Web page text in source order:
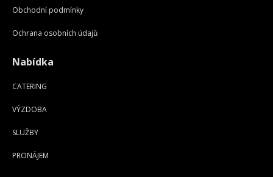
Obchodní podmínky
Ochrana osobních údajů
Nabídka
CATERING
VÝZDOBA
SLUŽBY
PRONÁJEM